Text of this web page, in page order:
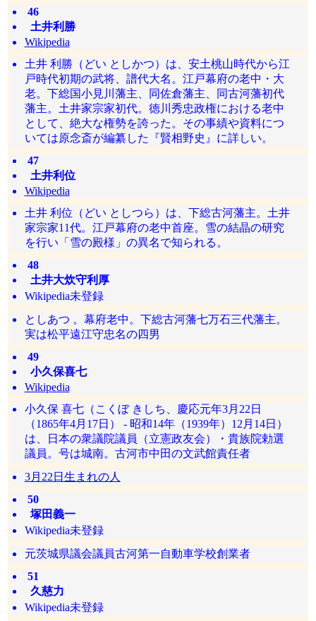
46
土井利勝
Wikipedia
土井 利勝（どい としかつ）は、安土桃山時代から江
戸時代初期の武将、譜代大名。江戸幕府の老中・大
老。下総国小見川藩主、同佐倉藩主、同古河藩初代
藩主。土井家宗家初代。徳川秀忠政権における老中
として、絶大な権勢を誇った。その事績や資料につ
いては原念斎が編纂した『賢相野史』に詳しい。
47
土井利位
Wikipedia
土井 利位（どい としつら）は、下総古河藩主。土井
家宗家11代。江戸幕府の老中首座。雪の結晶の研究
を行い「雪の殿様」の異名で知られる。
48
土井大炊守利厚
Wikipedia未登録
としあつ 。幕府老中。下総古河藩七万石三代藩主。
実は松平遠江守忠名の四男
49
小久保喜七
Wikipedia
小久保 喜七（こくぼ きしち、慶応元年3月22日
（1865年4月17日） - 昭和14年（1939年）12月14日）
は、日本の衆議院議員（立憲政友会）・貴族院勅選
議員。号は城南。古河市中田の文武館責任者
3月22日生まれの人
50
塚田義一
Wikipedia未登録
元茨城県議会議員古河第一自動車学校創業者
51
久慈力
Wikipedia未登録